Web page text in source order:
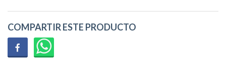
COMPARTIR ESTE PRODUCTO